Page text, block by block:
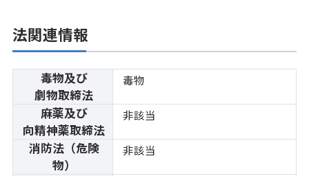
法関連情報
毒物及び
劇物取締法
毒物
麻薬及び
向精神薬取締法
非該当
消防法（危険
物）
非該当